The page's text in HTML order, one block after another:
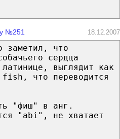
№251 18.12.2007
заметил, что
сердца
выглядит как
что переводится
"фиш" в анг.
"abi", не хватает